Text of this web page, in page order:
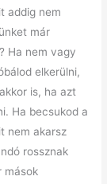
addig nem
már
Ha nem vagy
elkerülni,
is, ha azt
Ha becsukod a
nem akarsz
rossznak
mások